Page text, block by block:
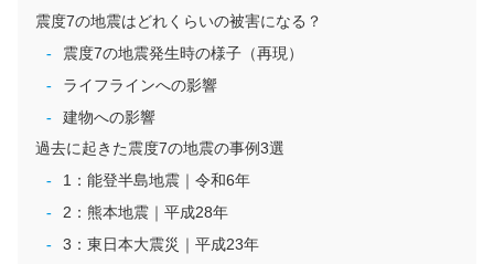
震度7の地震はどれくらいの被害になる？
震度7の地震発生時の様子（再現）
ライフラインへの影響
建物への影響
過去に起きた震度7の地震の事例3選
1：能登半島地震｜令和6年
2：熊本地震｜平成28年
3：東日本大震災｜平成23年